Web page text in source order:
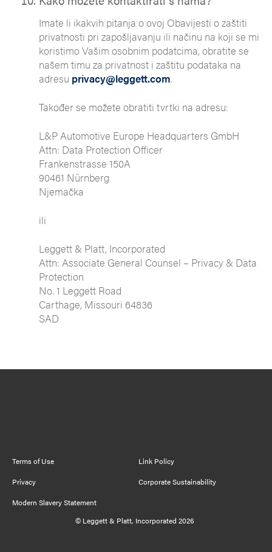
Imate li ikakvih pitanja o ovoj Obavijesti o zaštiti
privatnosti pri zapošljavanju ili načinu na koji se mi
koristimo Vašim osobnim podatcima, obratite se
našem timu za privatnost i zaštitu podataka na
adresu privacy@leggett.com.
Također se možete obratiti tvrtki na adresu:
L&P Automotive Europe Headquarters GmbH
Attn: Data Protection Officer
Frankenstrasse 150A
90461 Nürnberg
Njemačka
ili
Leggett & Platt, Incorporated
Attn: Associate General Counsel – Privacy & Data
Protection
No. 1 Leggett Road
Carthage, Missouri 64836
SAD